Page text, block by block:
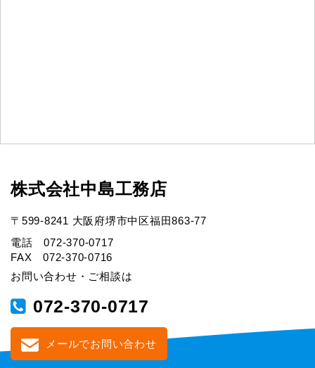
株式会社中島工務店
〒599-8241 大阪府堺市中区福田863-77
電話 072-370-0717
FAX 072-370-0716
お問い合わせ・ご相談は
072-370-0717
メールでお問い合わせ